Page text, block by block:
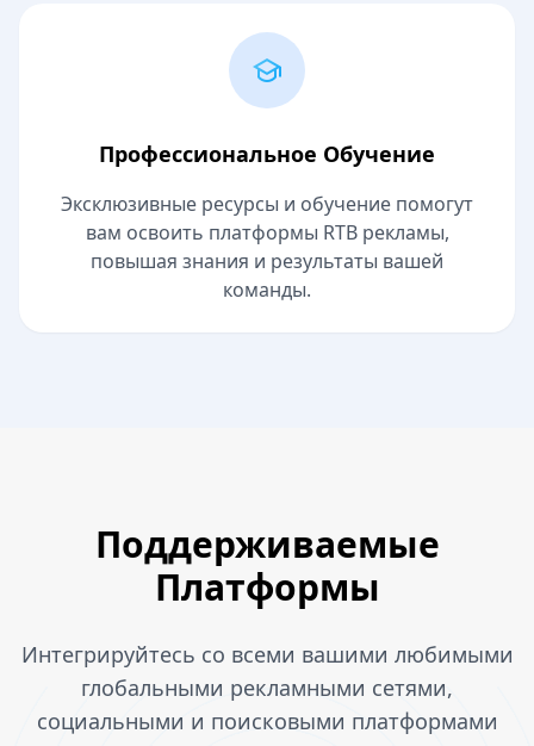
Профессиональное Обучение
Эксклюзивные ресурсы и обучение помогут
вам освоить платформы RTB рекламы,
повышая знания и результаты вашей
команды.
Поддерживаемые
Платформы
Интегрируйтесь со всеми вашими любимыми
глобальными рекламными сетями,
социальными и поисковыми платформами